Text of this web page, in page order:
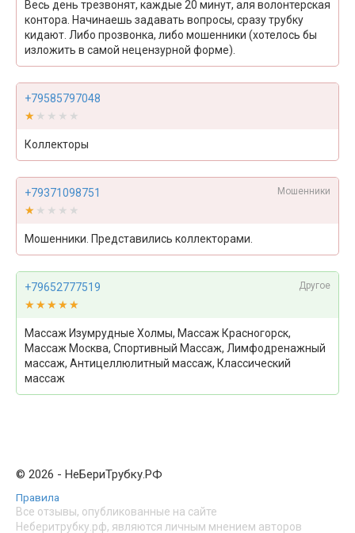
Весь день трезвонят, каждые 20 минут, аля волонтерская
контора. Начинаешь задавать вопросы, сразу трубку
кидают. Либо прозвонка, либо мошенники (хотелось бы
изложить в самой нецензурной форме).
+79585797048
★★★★★
★★★★★
Коллекторы
+79371098751 Мошенники
★★★★★
★★★★★
Мошенники. Представились коллекторами.
+79652777519 Другое
★★★★★
★★★★★
Массаж Изумрудные Холмы, Массаж Красногорск,
Массаж Москва, Спортивный Массаж, Лимфодренажный
массаж, Антицеллюлитный массаж, Классический
массаж
© 2026 - НеБериТрубку.РФ
Правила
Все отзывы, опубликованные на сайте
Неберитрубку.рф, являются личным мнением авторов